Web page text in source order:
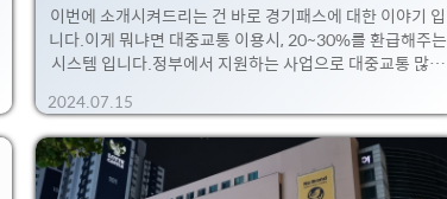
이번에 소개시켜드리는 건 바로 경기패스에 대한 이야기 입
니다.이게 뭐냐면 대중교통 이용시, 20~30%를 환급해주는
시스템 입니다.정부에서 지원하는 사업으로 대중교통 많이
딱히 패널티도 없고, 한달에 몇만원 정도는 아낄수 있어서
하루에 한번 이상 대중교통을 이용한다면 꼭 신청하세요!!
안하면 손해!! K-패스 라고하기도 하고 경기도민에게는 경
기패스라고 홍보하는 서비스! 저는 경기도민이라 경기패스
2024.07.15